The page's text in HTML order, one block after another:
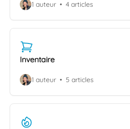
1 auteur 4 articles
Inventaire
1 auteur 5 articles